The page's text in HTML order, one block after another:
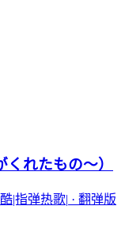
くれたもの～）
|指弹热歌| · 翻弹版